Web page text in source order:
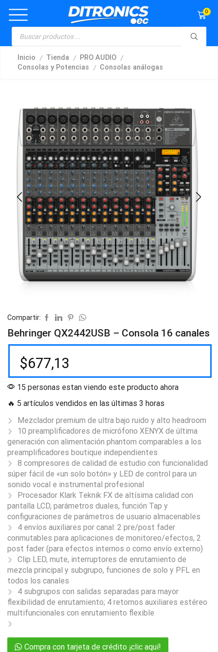
0
Inicio / Tienda / PRO AUDIO /
Consolas y Potencias / Consolas análogas
Compartir:
Behringer QX2442USB – Consola 16 canales
$677,13
15 personas estan viendo este producto ahora
🔥 5 artículos vendidos en las últimas 3 horas
Mezclador premium de ultra bajo ruido y alto headroom
10 preamplificadores de micrófono XENYX de última
generación con alimentación phantom comparables a los
preamplificadores boutique independientes
8 compresores de calidad de estudio con funcionalidad
súper fácil de «un solo botón» y LED de control para un
sonido vocal e instrumental profesional
Procesador Klark Teknik FX de altísima calidad con
pantalla LCD, parámetros duales, función Tap y
configuraciones de parámetros de usuario almacenables
4 envíos auxiliares por canal: 2 pre/post fader
conmutables para aplicaciones de monitoreo/efectos, 2
post fader (para efectos internos o como envío externo)
Clip LED, mute, interruptores de enrutamiento de
mezcla principal y subgrupo, funciones de solo y PFL en
todos los canales
4 subgrupos con salidas separadas para mayor
flexibilidad de enrutamiento; 4 retornos auxiliares estéreo
multifuncionales con enrutamiento flexible
Compra con tarjeta de crédito ¡clic aquí!